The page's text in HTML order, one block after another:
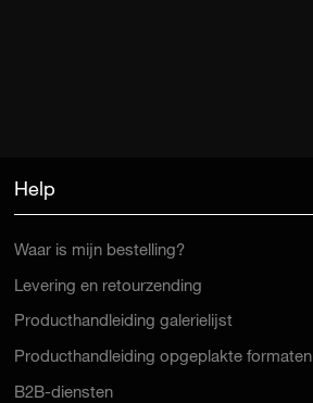
Help
Waar is mijn bestelling?
Levering en retourzending
Producthandleiding galerielijst
Producthandleiding opgeplakte formaten
B2B-diensten